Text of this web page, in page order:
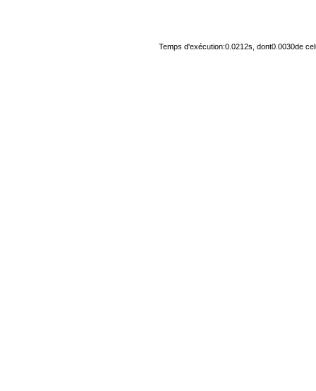
Temps d'exécution:0.0212s, dont0.0030de